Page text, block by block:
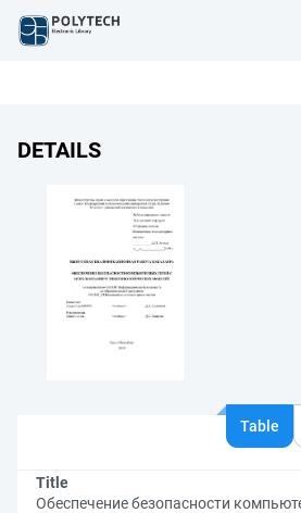
DETAILS
Table
Title
Обеспечение безопасности